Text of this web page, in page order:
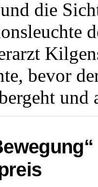
die
bevor
und